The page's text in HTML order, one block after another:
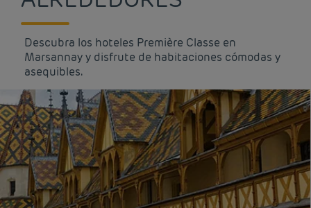
Descubra los hoteles Première Classe en
Marsannay y disfrute de habitaciones cómodas y
asequibles.